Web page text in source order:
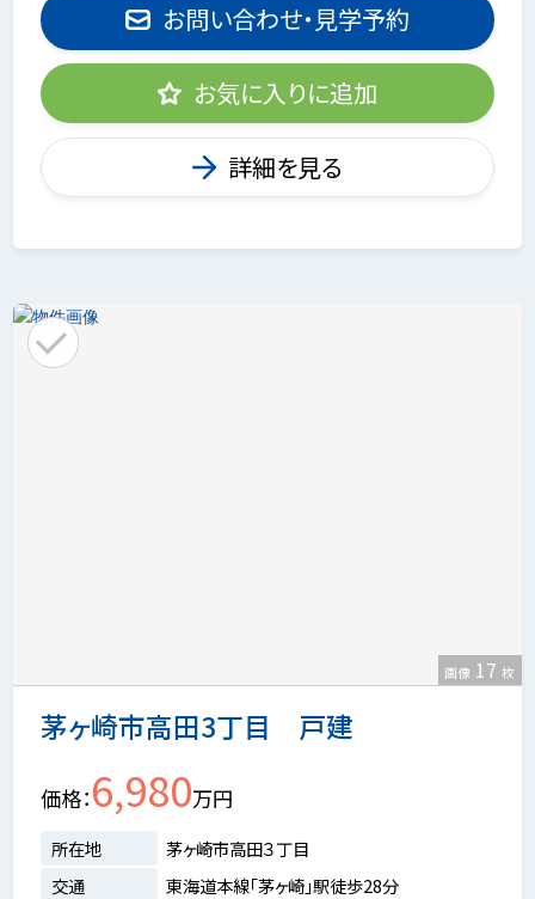
お問い合わせ・見学予約
お気に入りに追加
詳細を見る
茅ヶ崎市高田3丁目 戸建
画像 17 枚
価格 6,980万円
所在地
茅ヶ崎市高田３丁目
交通
東海道本線「茅ヶ崎」駅徒歩28分